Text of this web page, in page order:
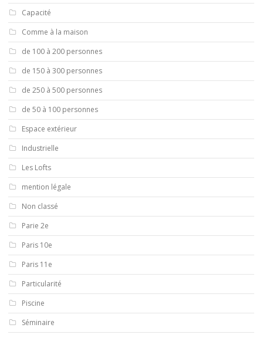
Capacité
Comme à la maison
de 100 à 200 personnes
de 150 à 300 personnes
de 250 à 500 personnes
de 50 à 100 personnes
Espace extérieur
Industrielle
Les Lofts
mention légale
Non classé
Parie 2e
Paris 10e
Paris 11e
Particularité
Piscine
Séminaire